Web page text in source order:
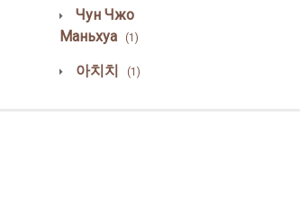
Чун Чжо
Маньхуа
(1)
아치치 (1)